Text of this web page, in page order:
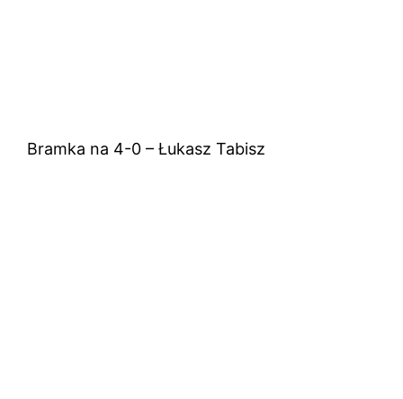
Bramka na 4-0 – Łukasz Tabisz